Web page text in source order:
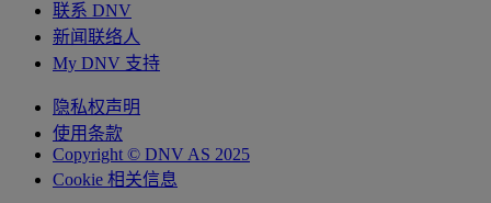
联系 DNV
新闻联络人
My DNV 支持
隐私权声明
使用条款
Copyright © DNV AS 2025
Cookie 相关信息